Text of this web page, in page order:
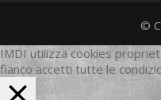
©
IMDI utilizza cookies
fianco accetti tutte le